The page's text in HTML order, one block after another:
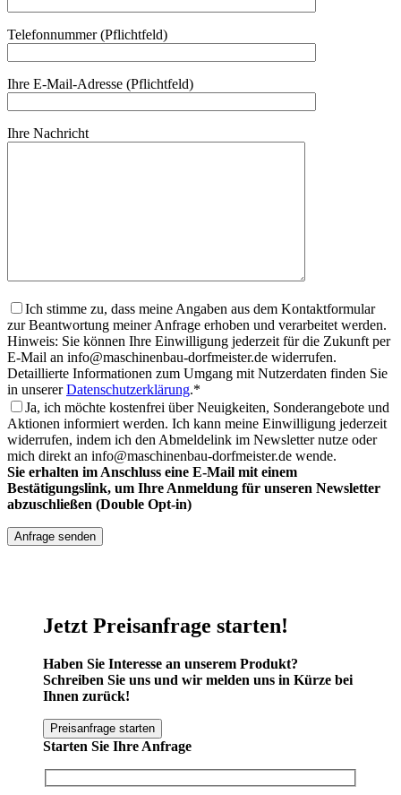
Telefonnummer (Pflichtfeld)
Ihre E-Mail-Adresse (Pflichtfeld)
Ihre Nachricht
Ich stimme zu, dass meine Angaben aus dem Kontaktformular
zur Beantwortung meiner Anfrage erhoben und verarbeitet werden.
Hinweis: Sie können Ihre Einwilligung jederzeit für die Zukunft per
E-Mail an info@maschinenbau-dorfmeister.de widerrufen.
Detaillierte Informationen zum Umgang mit Nutzerdaten finden Sie
in unsererDatenschutzerklärung.*
Ja, ich möchte kostenfrei über Neuigkeiten, Sonderangebote und
Aktionen informiert werden. Ich kann meine Einwilligung jederzeit
widerrufen, indem ich den Abmeldelink im Newsletter nutze oder
mich direkt an info@maschinenbau-dorfmeister.de wende.
Sie erhalten im Anschluss eine E-Mail mit einem
Bestätigungslink, um Ihre Anmeldung für unseren Newsletter
abzuschließen (Double Opt-in)
Jetzt Preisanfrage starten!
Haben Sie Interesse an unserem Produkt?
Schreiben Sie uns und wir melden uns in Kürze bei
Ihnen zurück!
Preisanfrage starten
Starten Sie Ihre Anfrage